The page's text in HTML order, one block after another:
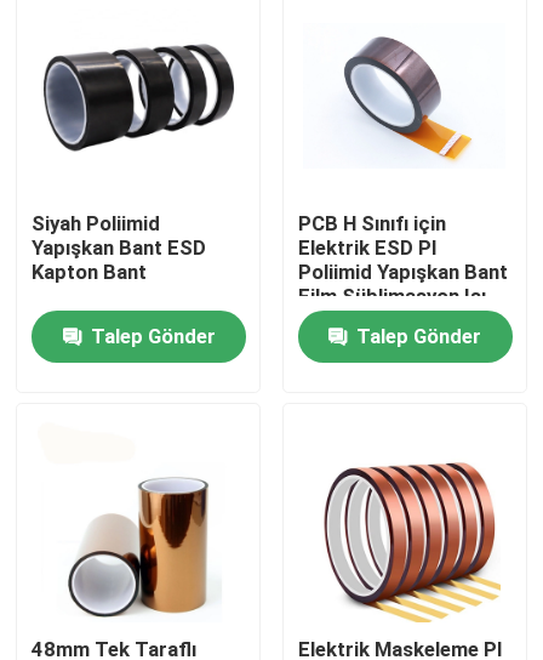
Hakkımızda
Kalite kontrol
Bize Ulaşın
BOPP Yapışkan Bant
Kraft Kağıt Yapışkan Bant
PET Yapışkan Bant
Siyah Poliimid
Yapışkan Bant ESD
Kapton Bant
Talep Gönder
PCB H Sınıfı için
Elektrik ESD PI
Poliimid Yapışkan Bant
Film Süblimasyon Isı
Bandı
Talep Gönder
48mm Tek Taraflı Elektrik Maskeleme PI